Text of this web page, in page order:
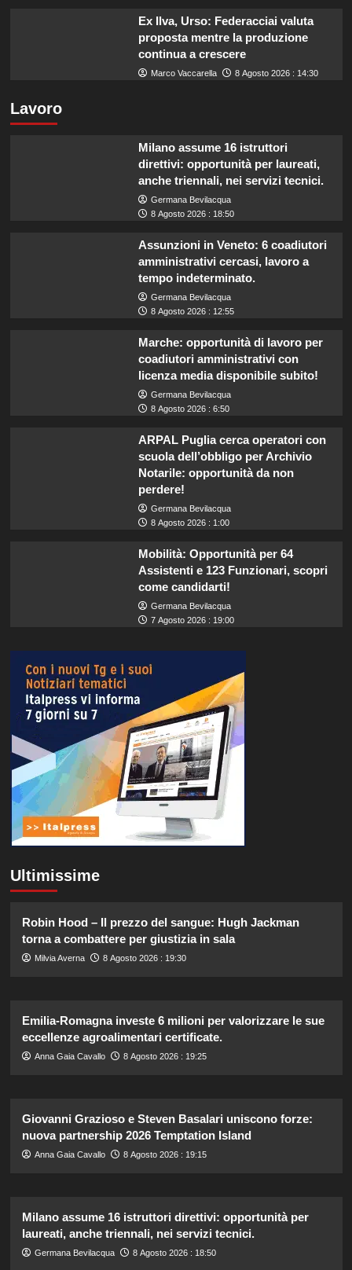
Ex Ilva, Urso: Federacciai valuta
proposta mentre la produzione
continua a crescere
Marco Vaccarella 8 Agosto 2026 : 14:30
Lavoro
Milano assume 16 istruttori
direttivi: opportunità per laureati,
anche triennali, nei servizi tecnici.
Germana Bevilacqua
8 Agosto 2026 : 18:50
Assunzioni in Veneto: 6 coadiutori
amministrativi cercasi, lavoro a
tempo indeterminato.
Germana Bevilacqua
8 Agosto 2026 : 12:55
Marche: opportunità di lavoro per
coadiutori amministrativi con
licenza media disponibile subito!
Germana Bevilacqua
8 Agosto 2026 : 6:50
ARPAL Puglia cerca operatori con
scuola dell’obbligo per Archivio
Notarile: opportunità da non
perdere!
Germana Bevilacqua
8 Agosto 2026 : 1:00
Mobilità: Opportunità per 64
Assistenti e 123 Funzionari, scopri
come candidarti!
Germana Bevilacqua
7 Agosto 2026 : 19:00
Ultimissime
Robin Hood – Il prezzo del sangue: Hugh Jackman
torna a combattere per giustizia in sala
Milvia Averna 8 Agosto 2026 : 19:30
Emilia-Romagna investe 6 milioni per valorizzare le sue
eccellenze agroalimentari certificate.
Anna Gaia Cavallo 8 Agosto 2026 : 19:25
Giovanni Grazioso e Steven Basalari uniscono forze:
nuova partnership 2026 Temptation Island
Anna Gaia Cavallo 8 Agosto 2026 : 19:15
Milano assume 16 istruttori direttivi: opportunità per
laureati, anche triennali, nei servizi tecnici.
Germana Bevilacqua 8 Agosto 2026 : 18:50